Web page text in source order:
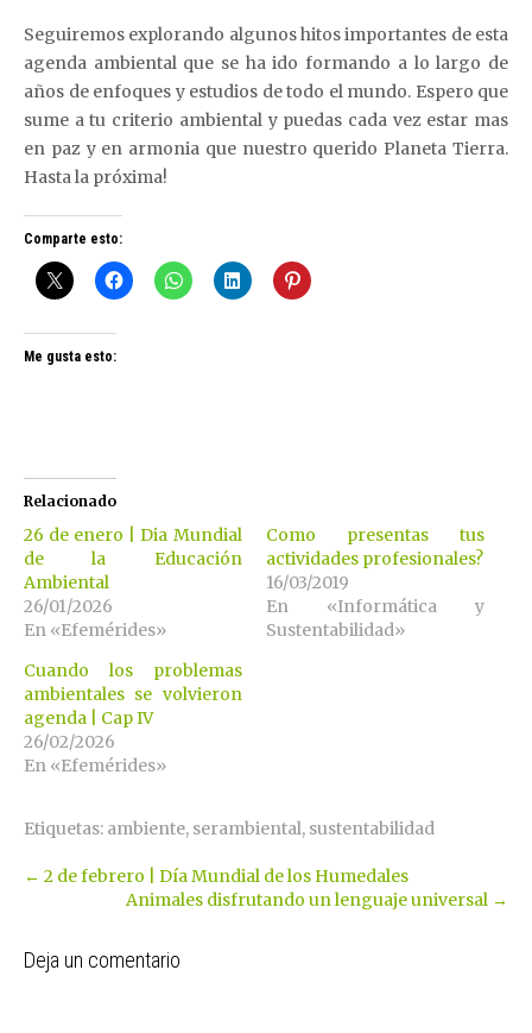
Seguiremos explorando algunos hitos importantes de esta
agenda ambiental que se ha ido formando a lo largo de
años de enfoques y estudios de todo el mundo. Espero que
sume a tu criterio ambiental y puedas cada vez estar mas
en paz y en armonia que nuestro querido Planeta Tierra.
Hasta la próxima!
Comparte esto:
Me gusta esto:
Relacionado
26 de enero | Dia Mundial
de la Educación
Ambiental
26/01/2026
En «Efemérides»
Como presentas tus
actividades profesionales?
16/03/2019
En «Informática y
Sustentabilidad»
Cuando los problemas
ambientales se volvieron
agenda | Cap IV
26/02/2026
En «Efemérides»
Etiquetas: ambiente, serambiental, sustentabilidad
Post
← 2 de febrero | Día Mundial de los Humedales
Animales disfrutando un lenguaje universal →
Deja un comentario